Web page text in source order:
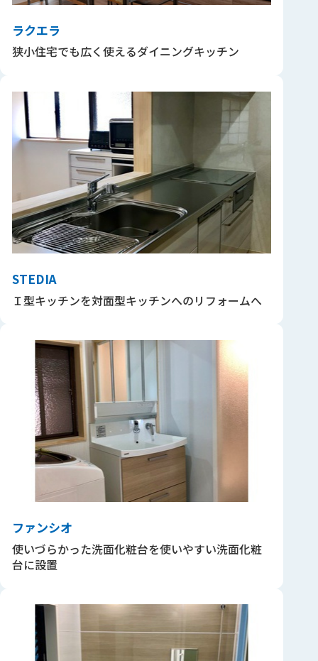
ラクエラ
狭小住宅でも広く使えるダイニングキッチン
STEDIA
Ｉ型キッチンを対面型キッチンへのリフォームへ
ファンシオ
使いづらかった洗面化粧台を使いやすい洗面化粧
台に設置